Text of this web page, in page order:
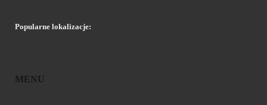
Popularne lokalizacje:
MENU